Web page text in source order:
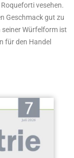
vesehen.
Geschmack gut zu
Würfelform ist
für den Handel